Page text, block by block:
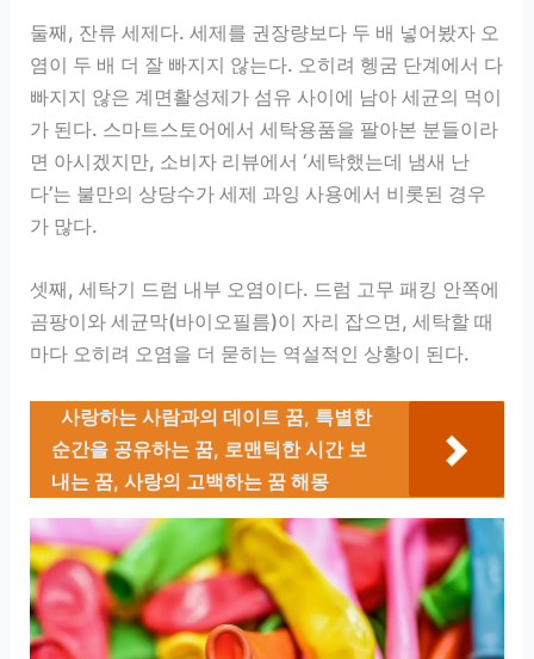
둘째, 잔류 세제다. 세제를 권장량보다 두 배 넣어봤자 오
염이 두 배 더 잘 빠지지 않는다. 오히려 헹굼 단계에서 다
빠지지 않은 계면활성제가 섬유 사이에 남아 세균의 먹이
가 된다. 스마트스토어에서 세탁용품을 팔아본 분들이라
면 아시겠지만, 소비자 리뷰에서 ‘세탁했는데 냄새 난
다’는 불만의 상당수가 세제 과잉 사용에서 비롯된 경우
가 많다.
셋째, 세탁기 드럼 내부 오염이다. 드럼 고무 패킹 안쪽에
곰팡이와 세균막(바이오필름)이 자리 잡으면, 세탁할 때
마다 오히려 오염을 더 묻히는 역설적인 상황이 된다.
사랑하는 사람과의 데이트 꿈, 특별한
순간을 공유하는 꿈, 로맨틱한 시간 보
내는 꿈, 사랑의 고백하는 꿈 해몽